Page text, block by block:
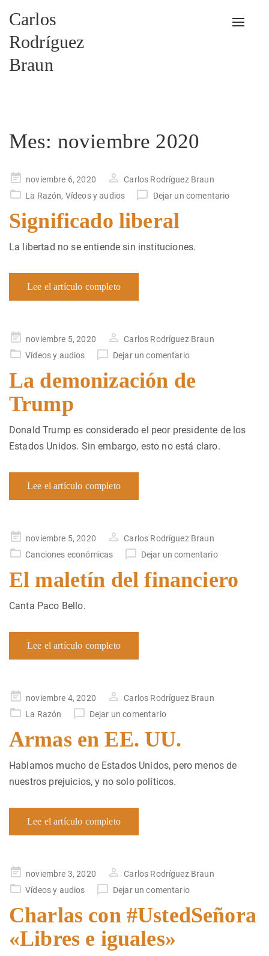
Carlos
Rodríguez
Braun
Mes: noviembre 2020
Publicado
en
noviembre 6, 2020
Carlos Rodríguez Braun
La Razón, Vídeos y audios Dejar un comentario
Significado liberal
La libertad no se entiende sin instituciones.
Lee el artículo completo
Publicado
en
noviembre 5, 2020
Carlos Rodríguez Braun
Vídeos y audios
Dejar un comentario
La demonización de
Trump
Donald Trump es considerado el peor presidente de los
Estados Unidos. Sin embargo, esto no está claro.
Lee el artículo completo
Publicado
en
noviembre 5, 2020
Carlos Rodríguez Braun
Canciones económicas
Dejar un comentario
El maletín del financiero
Canta Paco Bello.
Lee el artículo completo
Publicado
en
noviembre 4, 2020
Carlos Rodríguez Braun
La Razón
Dejar un comentario
Armas en EE. UU.
Hablamos mucho de Estados Unidos, pero menos de
nuestros prejuicios, y no solo políticos.
Lee el artículo completo
Publicado
en
noviembre 3, 2020
Carlos Rodríguez Braun
Vídeos y audios
Dejar un comentario
Charlas con #UstedSeñora
«Libres e iguales»